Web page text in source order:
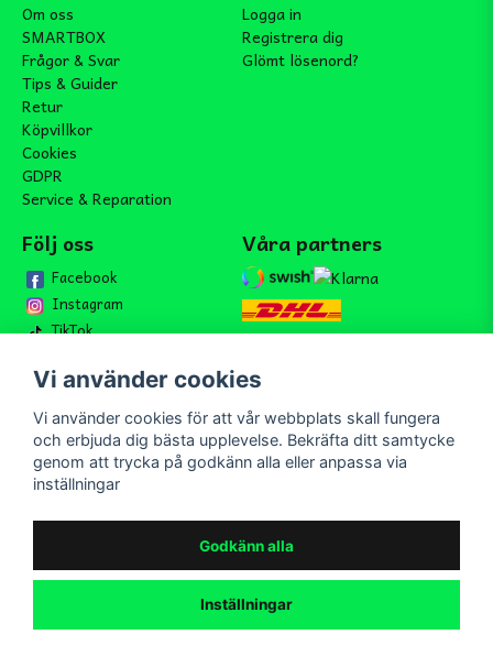
Om oss
SMARTBOX
Frågor & Svar
Tips & Guider
Retur
Köpvillkor
Cookies
GDPR
Service & Reparation
Logga in
Registrera dig
Glömt lösenord?
Följ oss
Facebook
Instagram
TikTok
Våra partners
Bli medlem i vårt nyhetsbrev
email
Mejladress Skicka
Bli medlem i vårt nyhetsbrev och ta del av våra nyheter och
Vi använder cookies
Vi använder cookies för att vår webbplats skall fungera
och erbjuda dig bästa upplevelse. Bekräfta ditt samtycke
genom att trycka på godkänn alla eller anpassa via
inställningar
Godkänn alla
Inställningar